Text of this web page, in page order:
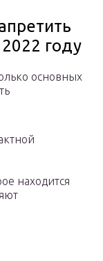
году
основных
находится